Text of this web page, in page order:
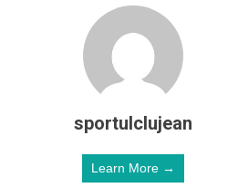
sportulclujean
Learn More →